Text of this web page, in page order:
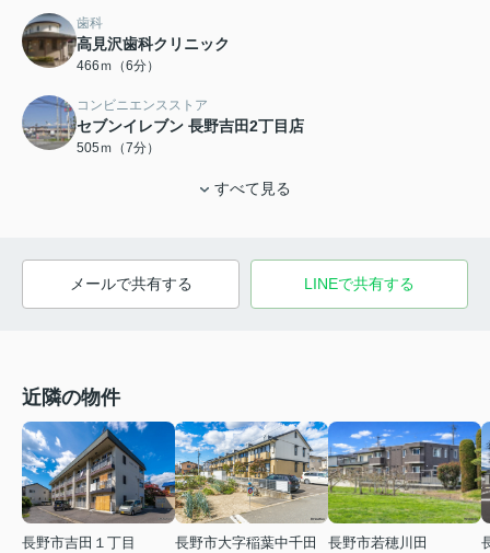
歯科
高見沢歯科クリニック
466ｍ（6分）
コンビニエンスストア
セブンイレブン 長野吉田2丁目店
505ｍ（7分）
すべて見る
メールで共有する LINEで共有する
近隣の物件
長野市吉田１丁目
長野市大字稲葉中千田
長野市若穂川田